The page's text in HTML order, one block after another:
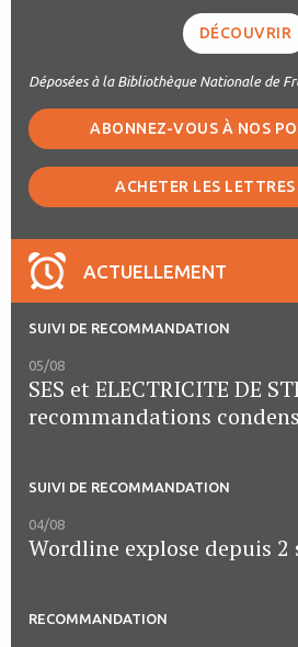
DÉCOUVRIR
Déposées à la Bibliothèque Nationale de
ABONNEZ-VOUS À NOS
ACHETER LES
ACTUELLEMENT
SUIVI DE RECOMMANDATION
05/08
SES et ELECTRICITE DE
recommandations
SUIVI DE RECOMMANDATION
04/08
Wordline explose depuis 2
RECOMMANDATION